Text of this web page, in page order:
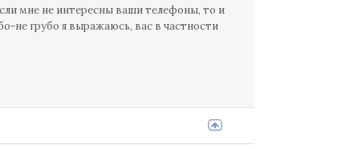
мне не интересны ваши телефоны, то и
не грубо я выражаюсь, вас в частности